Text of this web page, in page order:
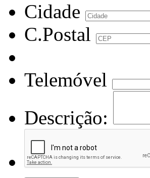
Cidade
C.Postal
Telemóvel
Descrição: